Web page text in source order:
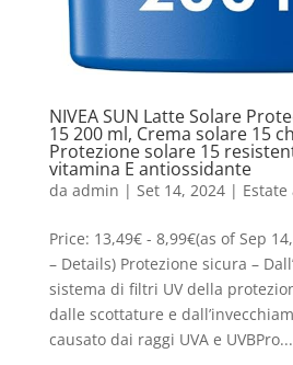
NIVEA SUN Latte Solare
15 200 ml, Crema solare 15
Protezione solare 15
vitamina E antiossidante
da admin | Set 14, 2024|
Price: 13,49€ - 8,99€(as of Sep
– Details) Protezione sicura –
sistema di filtri UV della
dalle scottature e
causato dai raggi UVA e UVBPro...